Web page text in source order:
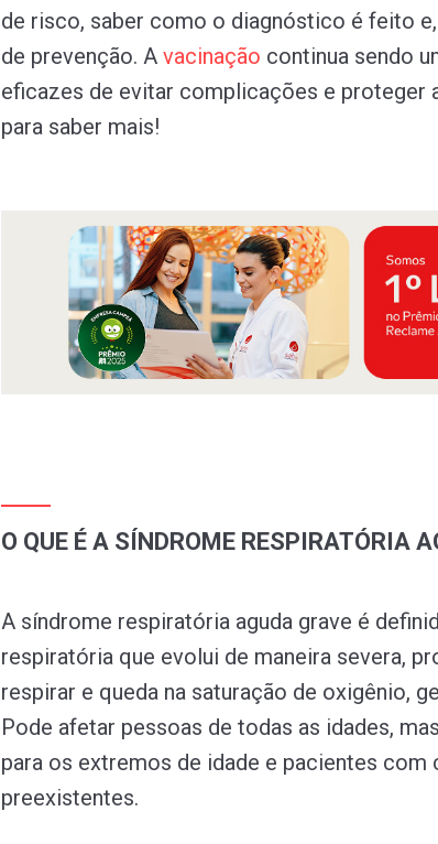
de risco, saber como o diagnóstico é feito
de prevenção. A vacinação continua sendo
eficazes de evitar complicações e proteger
para saber mais!
O QUE É A SÍNDROME RESPIRATÓRIA
A síndrome respiratória aguda grave é
respiratória que evolui de maneira severa,
respirar e queda na saturação de oxigênio,
Pode afetar pessoas de todas as idades,
para os extremos de idade e pacientes com
preexistentes.